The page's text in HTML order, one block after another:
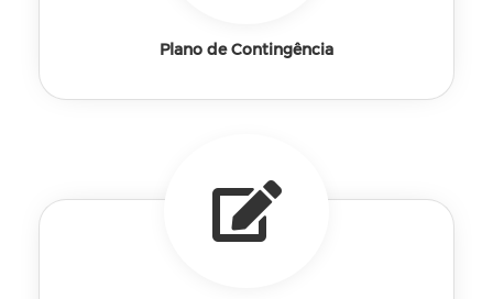
Plano de Contingência